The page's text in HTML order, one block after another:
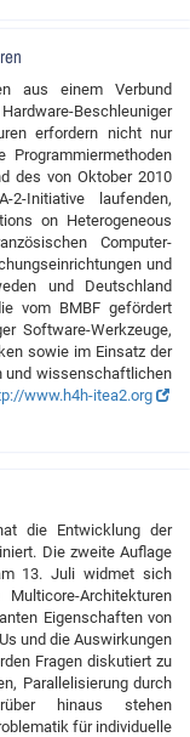
aus einem Verbund
Beschleuniger
erfordern nicht nur
des von Oktober 2010
Initiative laufenden,
on Heterogeneous
Computer-
und
und Deutschland
vom BMBF gefördert
Software-Werkzeuge,
sowie im Einsatz der
und wissenschaftlichen
www.h4h-itea2.org
die Entwicklung der
Die zweite Auflage
13. Juli widmet sich
Architekturen
Eigenschaften von
und die Auswirkungen
Fragen diskutiert zu
Parallelisierung durch
hinaus stehen
für individuelle